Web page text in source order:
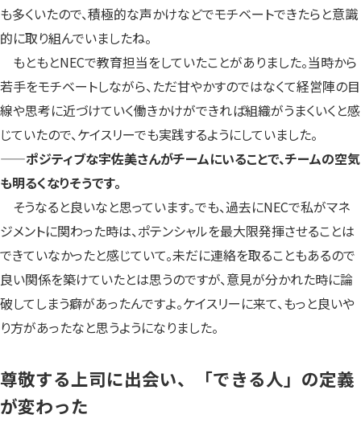
も多くいたので、積極的な声かけなどでモチベートできたらと意識
的に取り組んでいましたね。
もともとNECで教育担当をしていたことがありました。当時から
若手をモチベートしながら、ただ甘やかすのではなくて経営陣の目
線や思考に近づけていく働きかけができれば組織がうまくいくと感
じていたので、ケイスリーでも実践するようにしていました。
——ポジティブな宇佐美さんがチームにいることで、チームの空気
も明るくなりそうです。
そうなると良いなと思っています。でも、過去にNECで私がマネ
ジメントに関わった時は、ポテンシャルを最大限発揮させることは
できていなかったと感じていて。未だに連絡を取ることもあるので
良い関係を築けていたとは思うのですが、意見が分かれた時に論
破してしまう癖があったんですよ。ケイスリーに来て、もっと良いや
り方があったなと思うようになりました。
尊敬する上司に出会い、「できる人」の定義
が変わった